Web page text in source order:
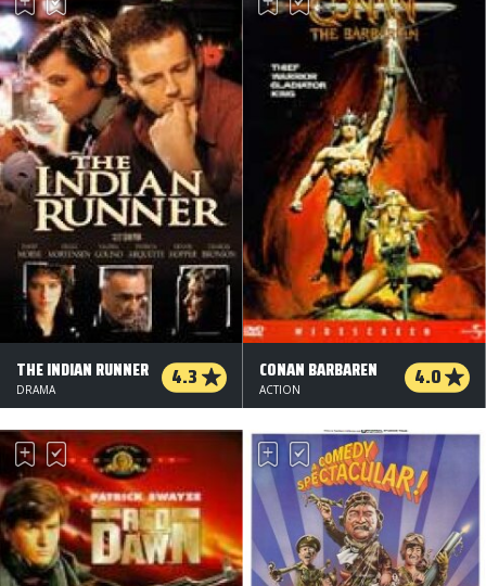
THE INDIAN RUNNER 4.3
DRAMA
CONAN BARBAREN 4.0
ACTION